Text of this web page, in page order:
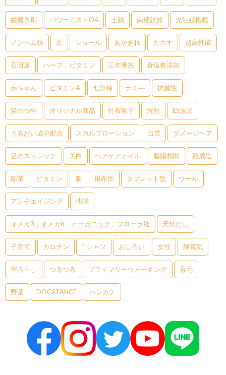
歯磨き剤 パワーミストO4 土鍋 南部鉄器 光触媒搭載
ノンヘム鉄 足 ショール あかぎれ カカオ 超高性能
石田屋 ハーブ，ビタミン 三年番茶 食塩無添加
赤ちゃん ビタミンA 七分袖 ラミ― 抗菌性
髪のつや オリジナル商品 竹布靴下 洗顔 ES波形
うるおい成分配合 スカルプローション 出雲 ダメージヘア
足のストレッチ 美白 ヘアケアオイル 脳腸相関 熟成塩
除菌 ビタミン 脳 掛布団 タブレット型 ウール
アンチエイジング 快眠
オメガ3，オメガ6，オーガニック，フローラ社 天然だし
子育て カロチン Tシャツ おしろい 女性 静電気
室内干し つるつる プライマリーウォーキング 育毛
野菜 DOGSTANCE ハンカチ